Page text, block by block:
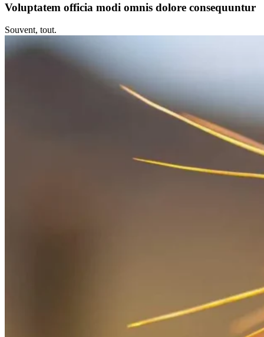
Voluptatem officia modi omnis dolore consequuntur
Souvent, tout.